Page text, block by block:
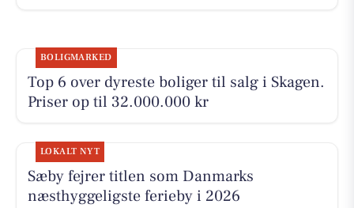
BOLIGMARKED
Top 6 over dyreste boliger til salg i Skagen.
Priser op til 32.000.000 kr
LOKALT NYT
Sæby fejrer titlen som Danmarks
næsthyggeligste ferieby i 2026